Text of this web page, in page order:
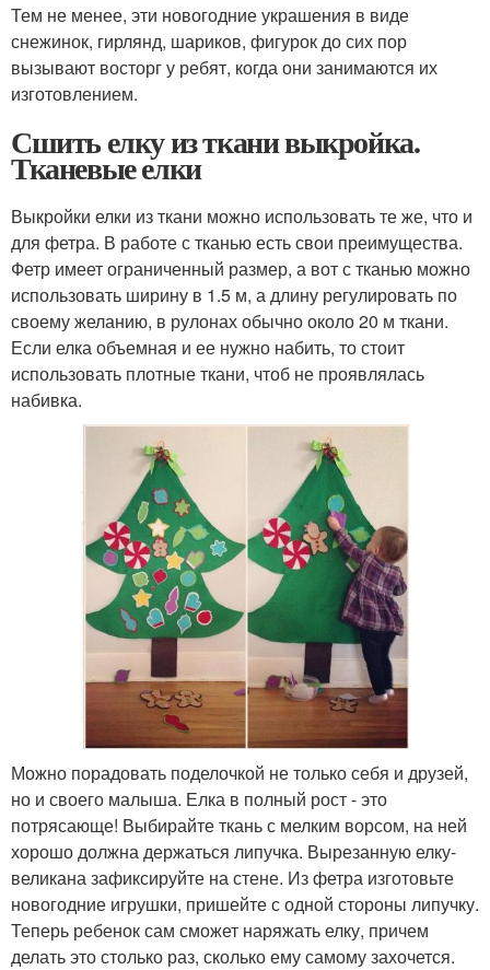
Тем не менее, эти новогодние украшения в виде
снежинок, гирлянд, шариков, фигурок до сих пор
вызывают восторг у ребят, когда они занимаются их
изготовлением.
Сшить елку из ткани выкройка.
Тканевые елки
Выкройки елки из ткани можно использовать те же, что и
для фетра. В работе с тканью есть свои преимущества.
Фетр имеет ограниченный размер, а вот с тканью можно
использовать ширину в 1.5 м, а длину регулировать по
своему желанию, в рулонах обычно около 20 м ткани.
Если елка объемная и ее нужно набить, то стоит
использовать плотные ткани, чтоб не проявлялась
набивка.
Можно порадовать поделочкой не только себя и друзей,
но и своего малыша. Елка в полный рост - это
потрясающе! Выбирайте ткань с мелким ворсом, на ней
хорошо должна держаться липучка. Вырезанную елку-
великана зафиксируйте на стене. Из фетра изготовьте
новогодние игрушки, пришейте с одной стороны липучку.
Теперь ребенок сам сможет наряжать елку, причем
делать это столько раз, сколько ему самому захочется.